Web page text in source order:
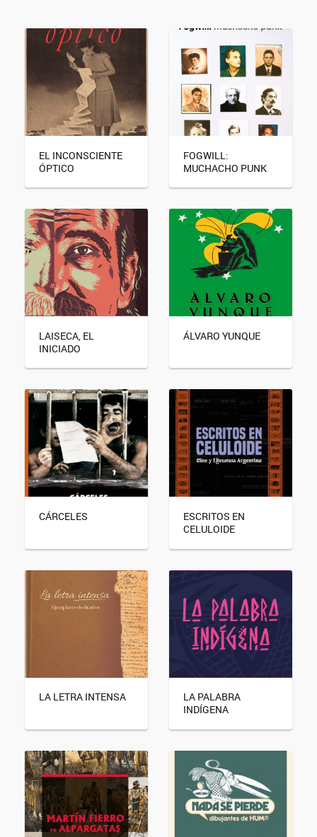
EL INCONSCIENTE
ÓPTICO
FOGWILL:
MUCHACHO PUNK
LAISECA, EL
INICIADO
ÁLVARO YUNQUE
CÁRCELES
ESCRITOS EN
CELULOIDE
LA LETRA INTENSA
LA PALABRA
INDÍGENA